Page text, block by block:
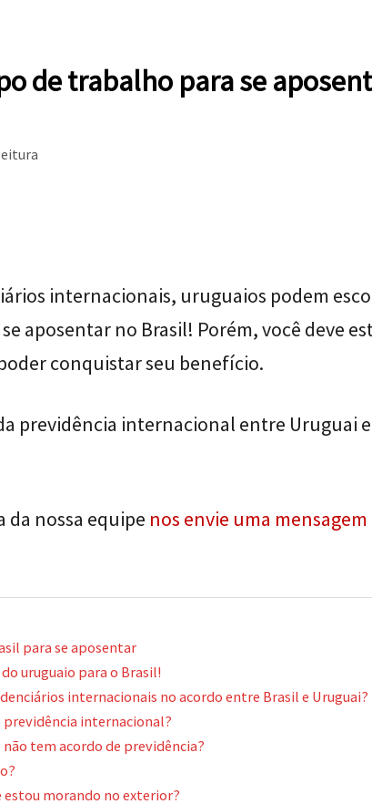
de trabalho para se
internacionais, uruguaios podem
aposentar no Brasil! Porém, você deve
conquistar seu benefício.
previdência internacional entre Uruguai e
da nossa equipe nos envie uma
para se aposentar
uruguaio para o Brasil!
internacionais no acordo entre Brasil e Uruguai?
previdência internacional?
tem acordo de previdência?
estou morando no exterior?